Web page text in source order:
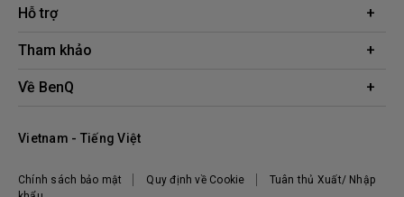
Chuyên gia BenQ AQCOLOR
Màn hình bảo vệ mắt
ZOWIE eSports
Hỗ trợ
Tải xuống
Liên hệ
Tham khảo
Công cụ tính khoảng cách chiếu
Địa điểm mua hàng
Về BenQ
Tập đoàn BenQ
Trách nhiệm xã hội
Chính sách bảo mật Quy định về Cookie
Tuân thủ Xuất/ Nhập
Vietnam - Tiếng Việt